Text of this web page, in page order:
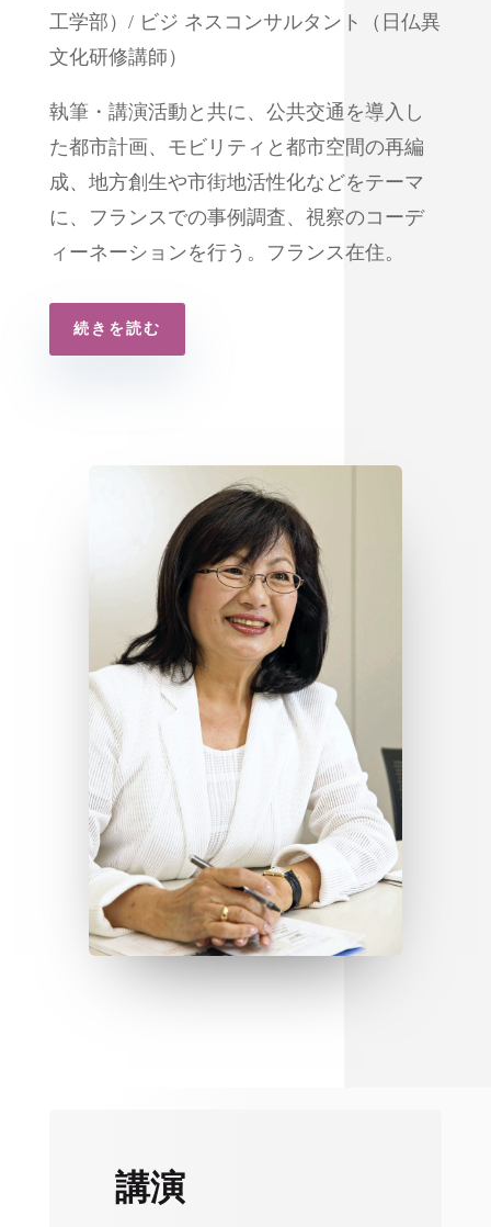
工学部）/ ビジ ネスコンサルタント（日仏異
文化研修講師）
執筆・講演活動と共に、公共交通を導入し
た都市計画、モビリティと都市空間の再編
成、地方創生や市街地活性化などをテーマ
に、フランスでの事例調査、視察のコーデ
ィーネーションを行う。フランス在住。
続きを読む
講演